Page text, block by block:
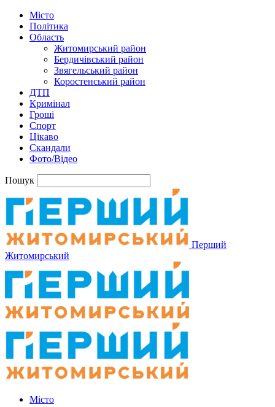
Місто
Політика
Область
Житомирський район
Бердичівський район
Звягельський район
Коростенський район
ДТП
Кримінал
Гроші
Спорт
Цікаво
Скандали
Фото/Відео
Пошук
Перший
Житомирський
Місто